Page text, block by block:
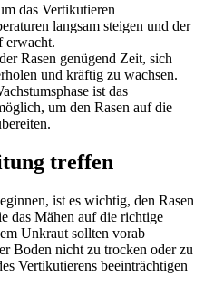
das Vertikutieren
langsam steigen und der
erwacht.
Rasen genügend Zeit, sich
und kräftig zu wachsen.
ist das
um den Rasen auf die
treffen
ist es wichtig, den Rasen
das Mähen auf die richtige
Unkraut sollten vorab
Boden nicht zu trocken oder zu
Vertikutierens beeinträchtigen